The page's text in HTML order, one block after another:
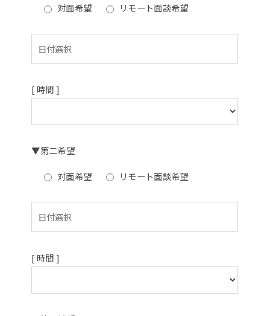
対面希望 リモート面談希望
[ 時間 ]
▼第二希望
対面希望 リモート面談希望
[ 時間 ]